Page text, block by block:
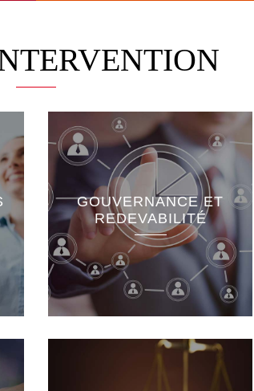
GOUVERNANCE ET
REDEVABILITÉ
Energies renouvelables
Energies fossiles
Développement durable
Ressources naturelles
Équité sociale et
économique